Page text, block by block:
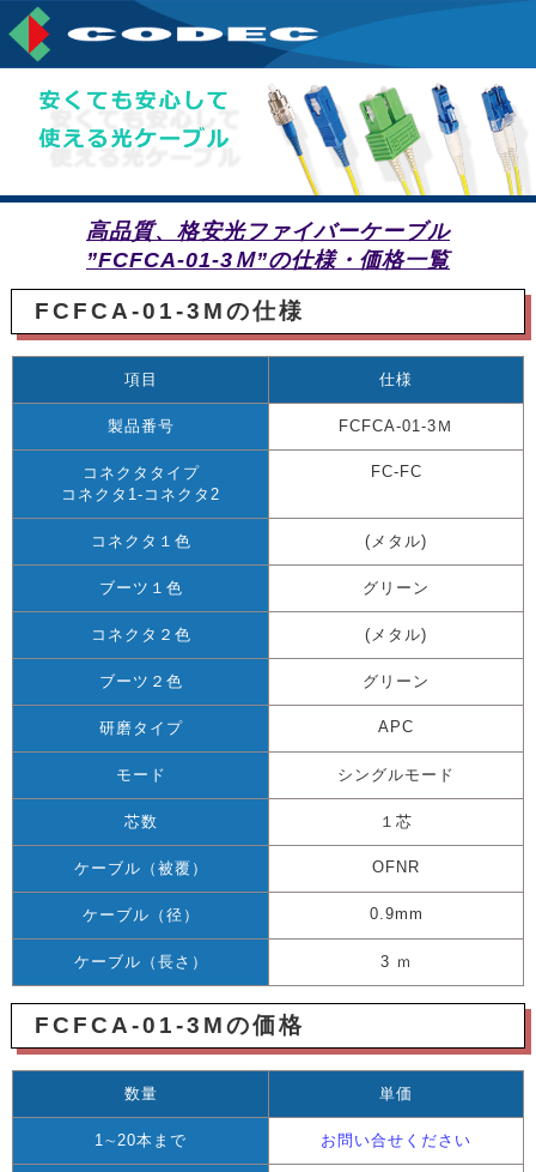
高品質、格安光ファイバーケーブル
”FCFCA-01-3Ｍ”の仕様・価格一覧
FCFCA-01-3Mの仕様
項目 仕様
製品番号 FCFCA-01-3Ｍ
コネクタタイプ
コネクタ1-コネクタ2
FC-FC
コネクタ１色 (メタル)
ブーツ１色 グリーン
コネクタ２色 (メタル)
ブーツ２色 グリーン
研磨タイプ APC
モード シングルモード
芯数 １芯
ケーブル（被覆） OFNR
ケーブル（径） 0.9mm
ケーブル（長さ） 3 ｍ
FCFCA-01-3Mの価格
数量 単価
1∼20本まで お問い合せください